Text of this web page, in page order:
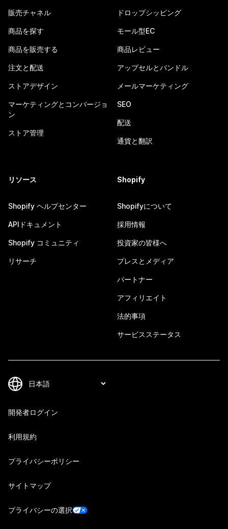
販売チャネル
商品を探す
商品を販売する
注文と配送
ストアデザイン
マーケティングとコンバージョ
ン
ストア管理
ドロップシッピング
モール型EC
商品レビュー
アップセルとバンドル
メールマーケティング
SEO
配送
通貨と翻訳
リソース
Shopify ヘルプセンター
APIドキュメント
Shopify コミュニティ
リサーチ
Shopify
Shopifyについて
採用情報
投資家の皆様へ
プレスとメディア
パートナー
アフィリエイト
法的事項
サービスステータス
開発者ログイン
利用規約
プライバシーポリシー
サイトマップ
プライバシーの選択